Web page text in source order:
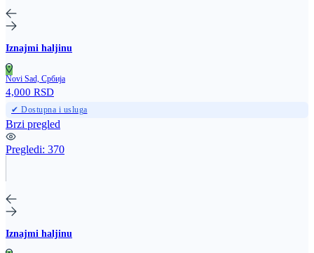
Iznajmi haljinu
Novi Sad, Србија
4,000 RSD
✔ Dostupna i usluga
Brzi pregled
Pregledi: 370
Iznajmi haljinu